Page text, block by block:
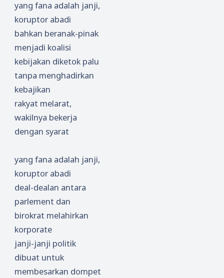
yang fana adalah janji,
koruptor abadi
bahkan beranak-pinak
menjadi koalisi
kebijakan diketok palu
tanpa menghadirkan
kebajikan
rakyat melarat,
wakilnya bekerja
dengan syarat
yang fana adalah janji,
koruptor abadi
deal-dealan antara
parlement dan
birokrat melahirkan
korporate
janji-janji politik
dibuat untuk
membesarkan dompet